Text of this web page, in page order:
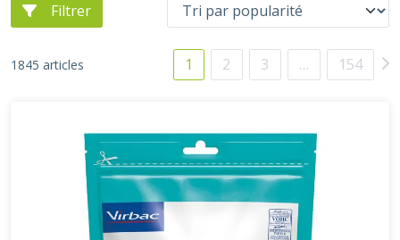
Filtrer
1845 articles 1 2 3 … 154